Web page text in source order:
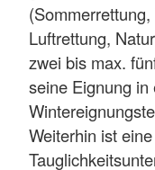
Luftrettung,
zwei bis max.
seine Eignung in
Weiterhin ist